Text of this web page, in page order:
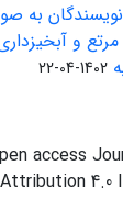
به
و
1402-04-22
access
4.0